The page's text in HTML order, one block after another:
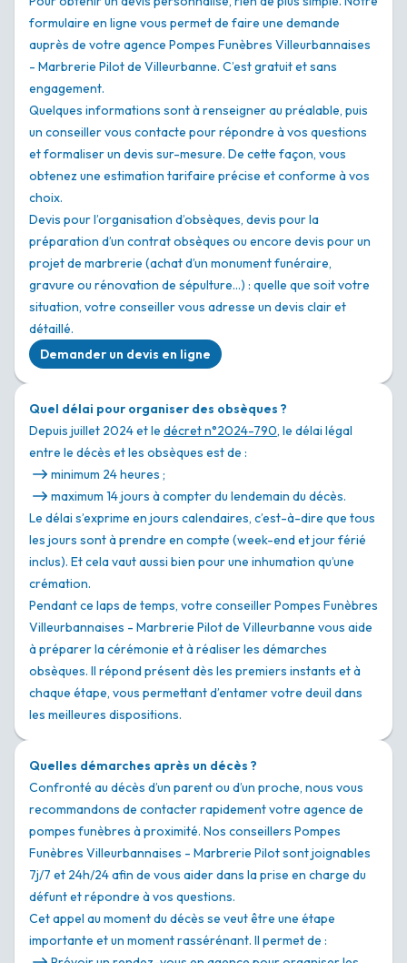
formulaire en ligne vous permet de faire une demande
auprès de votre agence Pompes Funèbres Villeurbannaises
- Marbrerie Pilot de Villeurbanne. C’est gratuit et sans
engagement.
Quelques informations sont à renseigner au préalable, puis
un conseiller vous contacte pour répondre à vos questions
et formaliser un devis sur-mesure. De cette façon, vous
obtenez une estimation tarifaire précise et conforme à vos
choix.
Devis pour l’organisation d’obsèques, devis pour la
préparation d’un contrat obsèques ou encore devis pour un
projet de marbrerie (achat d’un monument funéraire,
gravure ou rénovation de sépulture…) : quelle que soit votre
situation, votre conseiller vous adresse un devis clair et
détaillé.
Demander un devis en ligne
Quel délai pour organiser des obsèques ?
Depuis juillet 2024 et le décret n°2024-790, le délai légal
entre le décès et les obsèques est de :
minimum 24 heures ;
maximum 14 jours à compter du lendemain du décès.
Le délai s’exprime en jours calendaires, c’est-à-dire que tous
les jours sont à prendre en compte (week-end et jour férié
inclus). Et cela vaut aussi bien pour une inhumation qu’une
crémation.
Pendant ce laps de temps, votre conseiller Pompes Funèbres
Villeurbannaises - Marbrerie Pilot de Villeurbanne vous aide
à préparer la cérémonie et à réaliser les démarches
obsèques. Il répond présent dès les premiers instants et à
chaque étape, vous permettant d’entamer votre deuil dans
les meilleures dispositions.
Quelles démarches après un décès ?
Confronté au décès d’un parent ou d’un proche, nous vous
recommandons de contacter rapidement votre agence de
pompes funèbres à proximité. Nos conseillers Pompes
Funèbres Villeurbannaises - Marbrerie Pilot sont joignables
7j/7 et 24h/24 afin de vous aider dans la prise en charge du
défunt et répondre à vos questions.
Cet appel au moment du décès se veut être une étape
importante et un moment rassérénant. Il permet de :